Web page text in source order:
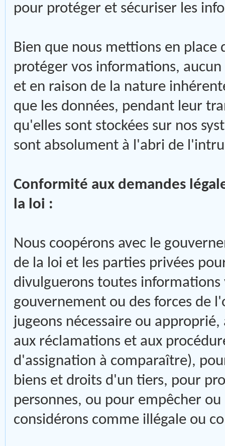
pour protéger et sécuriser les
Bien que nous mettions en place
protéger vos informations,
et en raison de la nature
que les données, pendant leur
qu'elles sont stockées sur nos
sont absolument à l'abri de
Conformité aux demandes
la loi :
Nous coopérons avec le
de la loi et les parties privées
divulguerons toutes
gouvernement ou des forces de
jugeons nécessaire ou
aux réclamations et aux
d'assignation à comparaître),
biens et droits d'un tiers, pour
personnes, ou pour empêcher
considérons comme illégale ou